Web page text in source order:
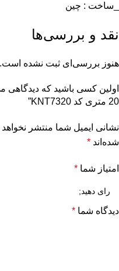
_ساخت : چین
نقد و بررسی‌ها
هنوز بررسی‌ای ثبت نشده است.
اولین کسی باشید که دیدگاهی
20 متری کد KNT7320”
نشانی ایمیل شما منتشر
شده‌اند *
امتیاز شما *
دیدگاه شما *